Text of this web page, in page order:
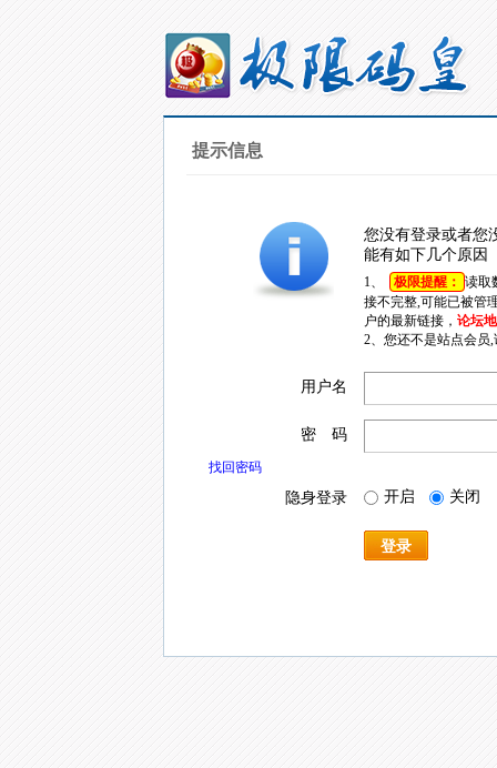
提示信息
您没有登录或者您
能有如下几个原因
1、 极限提醒： 读取
接不完整,可能已被管
户的最新链接， 论坛
2、您还不是站点会员
用户名
密 码
找回密码
隐身登录 开启 关闭
登录